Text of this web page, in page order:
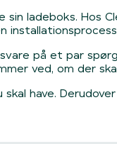
ladeboks. Hos
på et par
ved, om der
have.